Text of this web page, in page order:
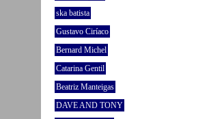
ska batista
Gustavo Ciríaco
Bernard Michel
Catarina Gentil
Beatriz Manteigas
DAVE AND TONY